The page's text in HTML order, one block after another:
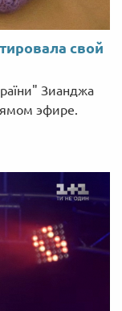
свой
Зианджа
эфире.